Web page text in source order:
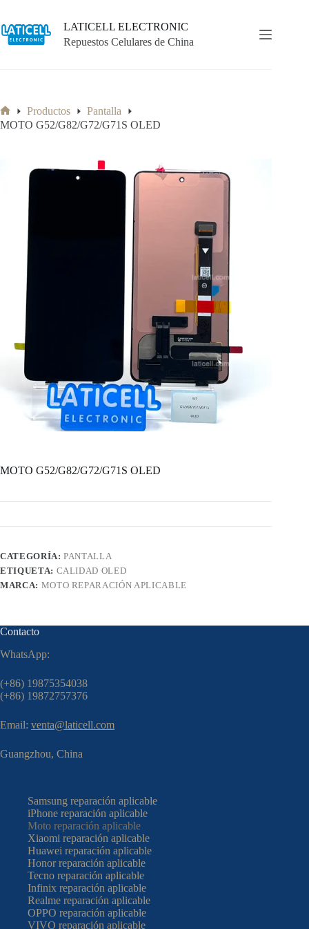
contenido
LATICELL ELECTRONIC
Repuestos Celulares de China
Inicio
Productos
Pantalla
MOTO G52/G82/G72/G71S OLED
MOTO G52/G82/G72/G71S OLED
CATEGORÍA:PANTALLA
ETIQUETA: CALIDAD OLED
MARCA: MOTO REPARACIÓN APLICABLE
Contacto
WhatsApp:
(+86) 19875354038
(+86) 19872757376
Email: venta@laticell.com
Guangzhou, China
Samsung reparación aplicable
iPhone reparación aplicable
Moto reparación aplicable
Xiaomi reparación aplicable
Huawei reparación aplicable
Honor reparación aplicable
Tecno reparación aplicable
Infinix reparación aplicable
Realme reparación aplicable
OPPO reparación aplicable
VIVO reparación aplicable